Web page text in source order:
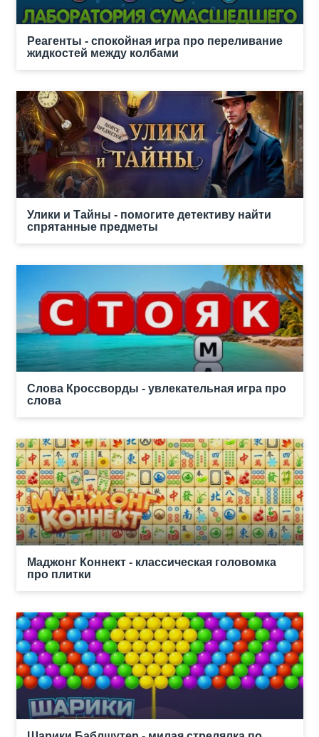
Реагенты - спокойная игра про переливание
жидкостей между колбами
Улики и Тайны - помогите детективу найти
спрятанные предметы
Слова Кроссворды - увлекательная игра про
слова
Маджонг Коннект - классическая головомка
про плитки